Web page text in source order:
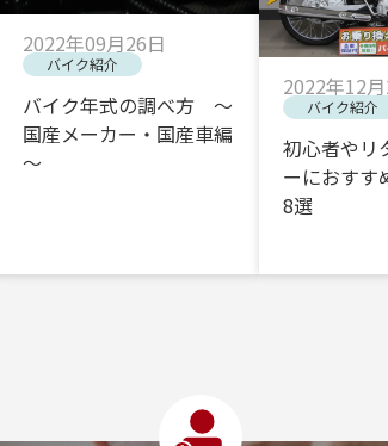
2022年09月26日
バイク紹介
バイク年式の調べ方 ～
国産メーカー・国産車編
～
2022年12
バイク紹介
初心者やリ
ーにおすす
8選